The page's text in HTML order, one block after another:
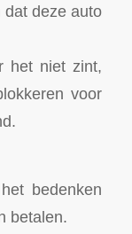
dat deze auto
het niet zint,
voor
bedenken
betalen.